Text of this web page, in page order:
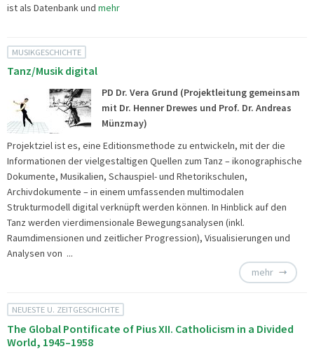
ist als Datenbank und mehr
MUSIKGESCHICHTE
Tanz/Musik digital
PD Dr. Vera Grund (Projektleitung gemeinsam
mit Dr. Henner Drewes und Prof. Dr. Andreas
Münzmay)
Projektziel ist es, eine Editionsmethode zu entwickeln, mit der die
Informationen der vielgestaltigen Quellen zum Tanz – ikonographische
Dokumente, Musikalien, Schauspiel- und Rhetorikschulen,
Archivdokumente – in einem umfassenden multimodalen
Strukturmodell digital verknüpft werden können. In Hinblick auf den
Tanz werden vierdimensionale Bewegungsanalysen (inkl.
Raumdimensionen und zeitlicher Progression), Visualisierungen und
Analysen von ...
mehr
NEUESTE U. ZEITGESCHICHTE
The Global Pontificate of Pius XII. Catholicism in a Divided
World, 1945–1958